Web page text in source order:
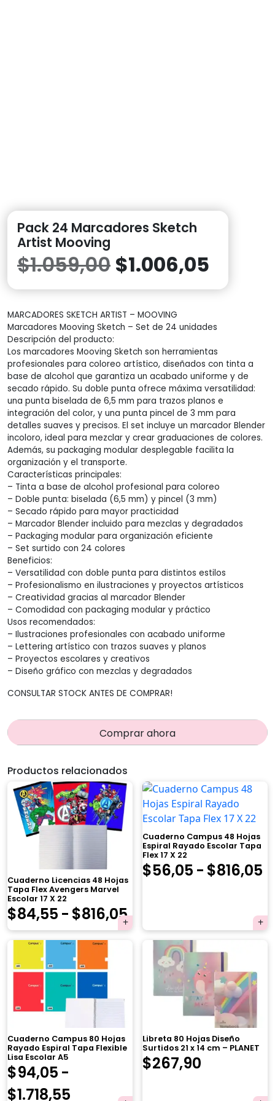
Pack 24 Marcadores Sketch
Artist Mooving
$1.059,00 El
precio
original
era:
$1.059,00.
$1.006,05
precio
actual
es:
MARCADORES SKETCH ARTIST – MOOVING
Marcadores Mooving Sketch – Set de 24 unidades
Descripción del producto:
Los marcadores Mooving Sketch son herramientas
profesionales para coloreo artístico, diseñados con tinta a
base de alcohol que garantiza un acabado uniforme y de
secado rápido. Su doble punta ofrece máxima versatilidad:
una punta biselada de 6,5 mm para trazos planos e
integración del color, y una punta pincel de 3 mm para
detalles suaves y precisos. El set incluye un marcador Blender
incoloro, ideal para mezclar y crear graduaciones de colores.
Además, su packaging modular desplegable facilita la
organización y el transporte.
Características principales:
– Tinta a base de alcohol profesional para coloreo
– Doble punta: biselada (6,5 mm) y pincel (3 mm)
– Secado rápido para mayor practicidad
– Marcador Blender incluido para mezclas y degradados
– Packaging modular para organización eficiente
– Set surtido con 24 colores
Beneficios:
– Versatilidad con doble punta para distintos estilos
– Profesionalismo en ilustraciones y proyectos artísticos
– Creatividad gracias al marcador Blender
– Comodidad con packaging modular y práctico
Usos recomendados:
– Ilustraciones profesionales con acabado uniforme
– Lettering artístico con trazos suaves y planos
– Proyectos escolares y creativos
– Diseño gráfico con mezclas y degradados
CONSULTAR STOCK ANTES DE COMPRAR!
Comprar ahora
Productos relacionados
Cuaderno Licencias 48 Hojas
Tapa Flex Avengers Marvel
Escolar 17 X 22
$84,55 - $816,05Rango
de
precios:
desde
$84,55
$816,05
Cuaderno Campus 48 Hojas
Espiral Rayado Escolar Tapa
Flex 17 X 22
$56,05 - $816,05
Cuaderno Campus 80 Hojas
Rayado Espiral Tapa Flexible
Lisa Escolar A5
$94,05 -
$1.718,55 Rango
Libreta 80 Hojas Diseño
Surtidos 21 x 14 cm – PLANET
El
$267,90
×
Tu carrito está vacío.